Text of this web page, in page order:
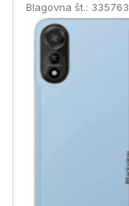
Blagovna št.: 335763